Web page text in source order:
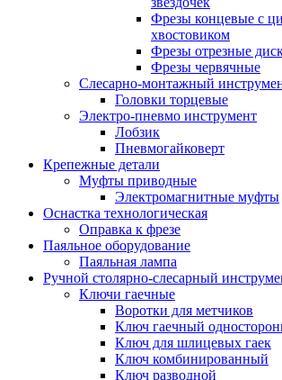
Фрезы концевые с
хвостовиком
Фрезы отрезные
Фрезы червячные
Слесарно-монтажный
Головки торцевые
Электро-пневмо инструмент
Лобзик
Пневмогайковерт
Крепежные детали
Муфты приводные
Электромагнитные муфты
Оснастка технологическая
Оправка к фрезе
Паяльное оборудование
Паяльная лампа
Ручной столярно-слесарный
Ключи гаечные
Воротки для метчиков
Ключ гаечный
Ключ для шлицевых гаек
Ключ комбинированный
Ключ разводной